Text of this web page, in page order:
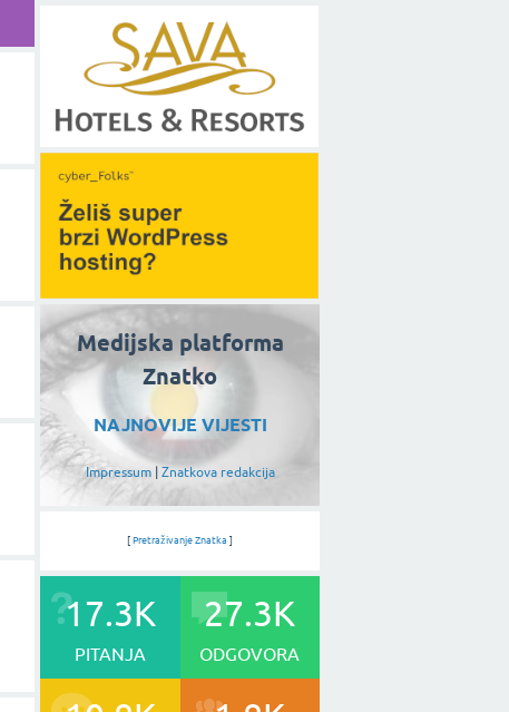
Medijska platforma
Znatko
NAJNOVIJE VIJESTI
Impressum| Znatkova redakcija
[ Pretraživanje Znatka ]
17.3K
PITANJA
27.3K
ODGOVORA